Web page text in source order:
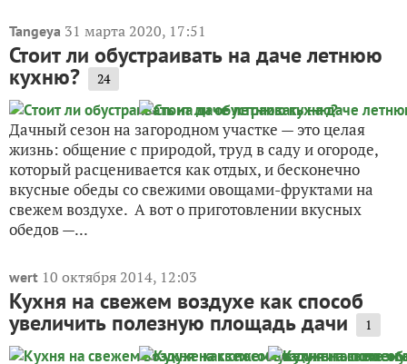
Tangeya 31 марта 2020, 17:51
Стоит ли обустраивать на даче летнюю
кухню? 24
Дачный сезон на загородном участке — это целая
жизнь: общение с природой, труд в саду и огороде,
который расценивается как отдых, и бесконечно
вкусные обеды со свежими овощами-фруктами на
свежем воздухе. А вот о приготовлении вкусных
обедов —...
wert 10 октября 2014, 12:03
Кухня на свежем воздухе как способ
увеличить полезную площадь дачи 1